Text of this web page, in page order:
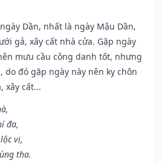
Dần, nhất là ngày Mậu Dần,
gả, xây cất nhà cửa. Gặp ngày
mưu cầu công danh tốt, nhưng
do đó gặp ngày này nên kỵ chôn
xây cất...
đa,
vị,
tha.